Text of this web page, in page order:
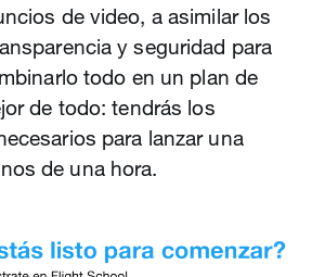
de video, a asimilar los
y seguridad para
todo en un plan de
de todo: tendrás los
para lanzar una
de una hora.